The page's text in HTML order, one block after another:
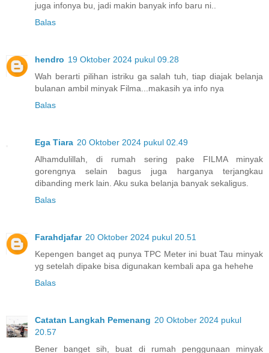
juga infonya bu, jadi makin banyak info baru ni..
Balas
hendro 19 Oktober 2024 pukul 09.28
Wah berarti pilihan istriku ga salah tuh, tiap diajak belanja
bulanan ambil minyak Filma...makasih ya info nya
Balas
Ega Tiara 20 Oktober 2024 pukul 02.49
Alhamdulillah, di rumah sering pake FILMA minyak
gorengnya selain bagus juga harganya terjangkau
dibanding merk lain. Aku suka belanja banyak sekaligus.
Balas
Farahdjafar 20 Oktober 2024 pukul 20.51
Kepengen banget aq punya TPC Meter ini buat Tau minyak
yg setelah dipake bisa digunakan kembali apa ga hehehe
Balas
Catatan Langkah Pemenang 20 Oktober 2024 pukul
20.57
Bener banget sih, buat di rumah penggunaan minyak